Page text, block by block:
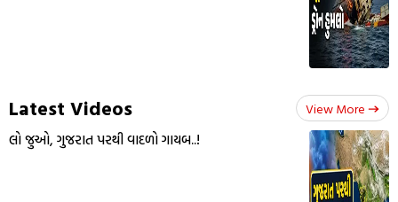
Latest Videos View More
લો જુઓ, ગુજરાત પરથી વાદળો ગાયબ..!